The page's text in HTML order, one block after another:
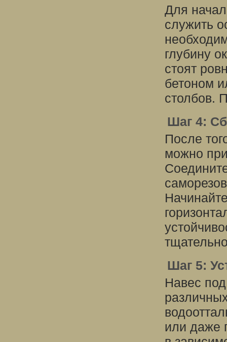
Для
служить
глубину
стоят
бетоном
столбов.
Шаг 4:
После
можно
Шаг 5:
Навес
или даже